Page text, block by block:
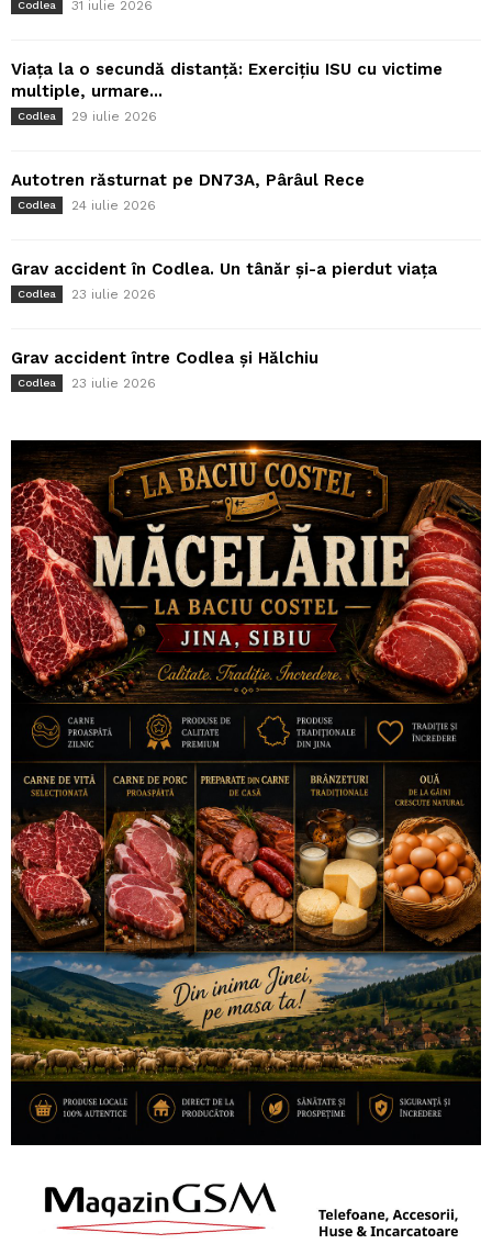
Codlea 31 iulie 2026
Viața la o secundă distanță: Exercițiu ISU cu victime
multiple, urmare...
Codlea 29 iulie 2026
Autotren răsturnat pe DN73A, Pârâul Rece
Codlea 24 iulie 2026
Grav accident în Codlea. Un tânăr și-a pierdut viața
Codlea 23 iulie 2026
Grav accident între Codlea și Hălchiu
Codlea 23 iulie 2026